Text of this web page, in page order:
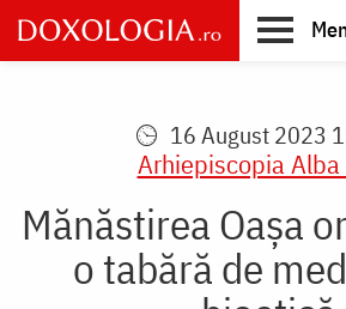
Skip
to
main
16 August 2023
Arhiepiscopia
Mănăstirea Oașa
o tabără de